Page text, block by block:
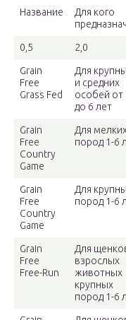
Название
Для кого
0,5 2,0
Grain
Free
Grass Fed
Для
и средних
особей от
до 6 лет
Grain
Free
Country
Game
Для мелких
пород 1-6
Grain
Free
Country
Game
Для
пород 1-6
Grain
Free
Free-Run
Для
взрослых
животных
крупных
пород 1-6